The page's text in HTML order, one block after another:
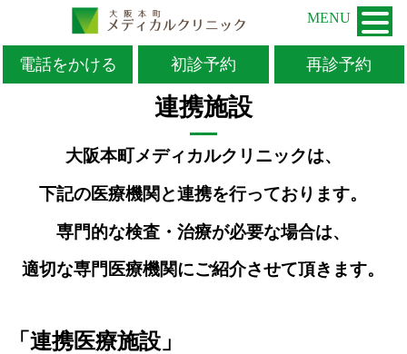
電話をかける 初診予約 再診予約
TOP>連携施設
連携施設
大阪本町メディカルクリニックは、
下記の医療機関と連携を行っております。
専門的な検査・治療が必要な場合は、
適切な専門医療機関にご紹介させて頂きます。
「連携医療施設」